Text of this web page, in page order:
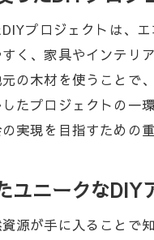
プロジェクトは、
く、家具やインテリ
の木材を使うことで
たプロジェクトの一
実現を目指すための
ユニークなDIY
源が手に入ることで